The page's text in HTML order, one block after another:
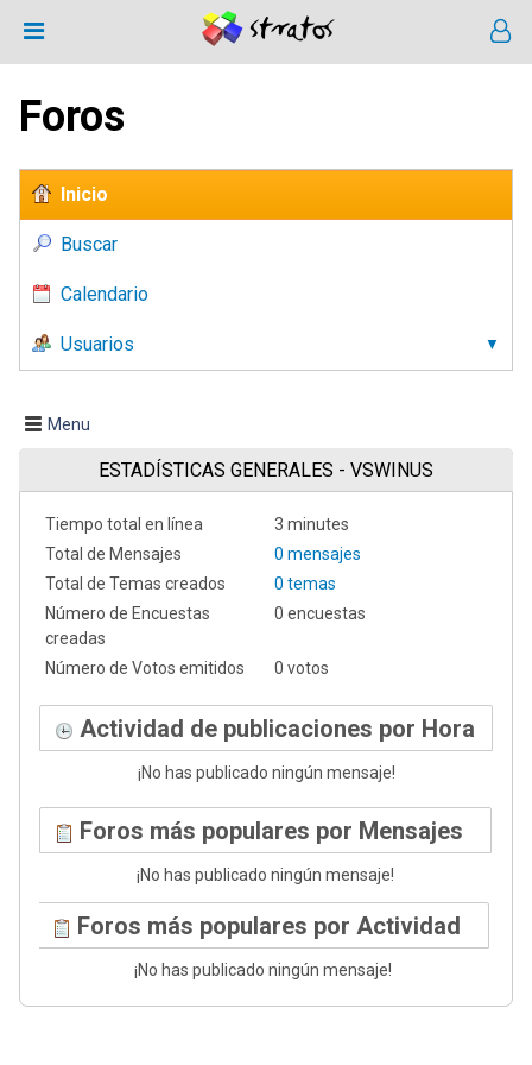
Foros
Inicio
Buscar
Calendario
Usuarios
Menu
ESTADÍSTICAS GENERALES - VSWINUS
Tiempo total en línea
3 minutes
Total de Mensajes
0 mensajes
Total de Temas creados
0 temas
Número de Encuestas
creadas
0 encuestas
Número de Votos emitidos 0 votos
Actividad de publicaciones por Hora
¡No has publicado ningún mensaje!
Foros más populares por Mensajes
¡No has publicado ningún mensaje!
Foros más populares por Actividad
¡No has publicado ningún mensaje!